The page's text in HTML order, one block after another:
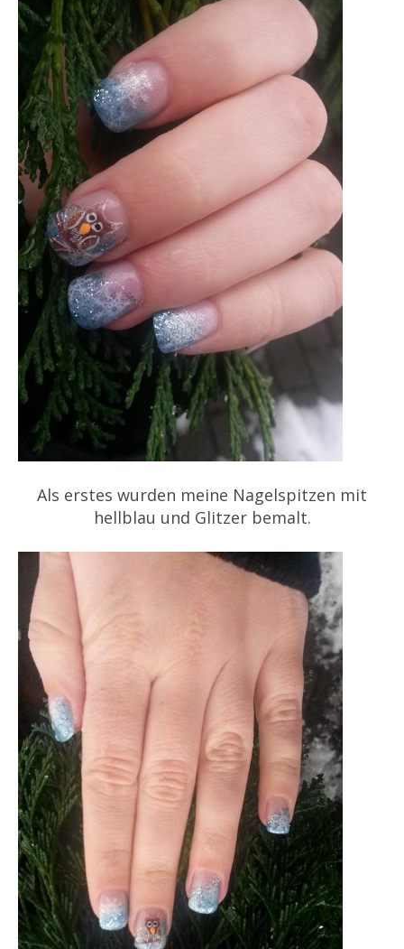
Als erstes wurden meine Nagelspitzen mit
hellblau und Glitzer bemalt.